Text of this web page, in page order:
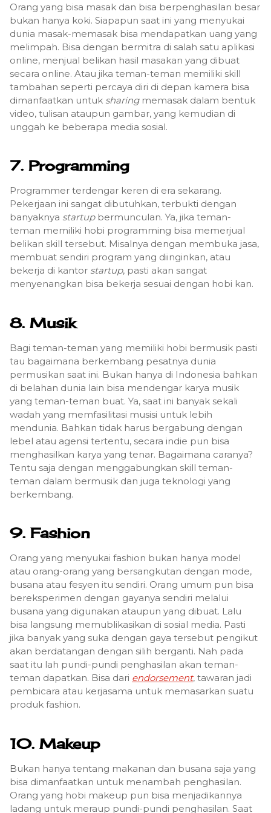
Orang yang bisa masak dan bisa berpenghasilan besar
bukan hanya koki. Siapapun saat ini yang menyukai
dunia masak-memasak bisa mendapatkan uang yang
melimpah. Bisa dengan bermitra di salah satu aplikasi
online, menjual belikan hasil masakan yang dibuat
secara online. Atau jika teman-teman memiliki skill
tambahan seperti percaya diri di depan kamera bisa
dimanfaatkan untuk sharingmemasak dalam bentuk
video, tulisan ataupun gambar, yang kemudian di
unggah ke beberapa media sosial.
7. Programming
Programmer terdengar keren di era sekarang.
Pekerjaan ini sangat dibutuhkan, terbukti dengan
banyaknya startupbermunculan. Ya, jika teman-
teman memiliki hobi programming bisa memerjual
belikan skill tersebut. Misalnya dengan membuka jasa,
membuat sendiri program yang diinginkan, atau
bekerja di kantor startup, pasti akan sangat
menyenangkan bisa bekerja sesuai dengan hobi kan.
8. Musik
Bagi teman-teman yang memiliki hobi bermusik pasti
tau bagaimana berkembang pesatnya dunia
permusikan saat ini. Bukan hanya di Indonesia bahkan
di belahan dunia lain bisa mendengar karya musik
yang teman-teman buat. Ya, saat ini banyak sekali
wadah yang memfasilitasi musisi untuk lebih
mendunia. Bahkan tidak harus bergabung dengan
lebel atau agensi tertentu, secara indie pun bisa
menghasilkan karya yang tenar. Bagaimana caranya?
Tentu saja dengan menggabungkan skill teman-
teman dalam bermusik dan juga teknologi yang
berkembang.
9. Fashion
Orang yang menyukai fashion bukan hanya model
atau orang-orang yang bersangkutan dengan mode,
busana atau fesyen itu sendiri. Orang umum pun bisa
bereksperimen dengan gayanya sendiri melalui
busana yang digunakan ataupun yang dibuat. Lalu
bisa langsung memublikasikan di sosial media. Pasti
jika banyak yang suka dengan gaya tersebut pengikut
akan berdatangan dengan silih berganti. Nah pada
saat itu lah pundi-pundi penghasilan akan teman-
teman dapatkan. Bisa dari endorsement, tawaran jadi
pembicara atau kerjasama untuk memasarkan suatu
produk fashion.
10. Makeup
Bukan hanya tentang makanan dan busana saja yang
bisa dimanfaatkan untuk menambah penghasilan.
Orang yang hobi makeup pun bisa menjadikannya
ladang untuk meraup pundi-pundi penghasilan. Saat